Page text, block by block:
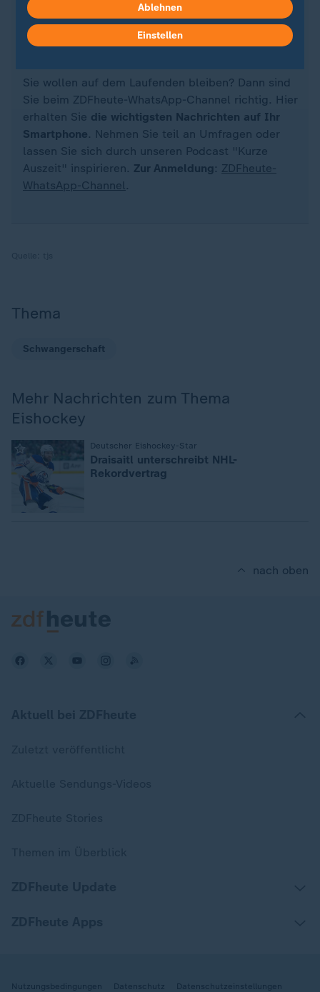
Quelle: dpa
Sie wollen auf dem Laufenden bleiben? Dann sind
Sie beim ZDFheute-WhatsApp-Channel richtig. Hier
erhalten Sie die wichtigsten Nachrichten auf Ihr
Smartphone. Nehmen Sie teil an Umfragen oder
lassen Sie sich durch unseren Podcast "Kurze
Auszeit" inspirieren. Zur Anmeldung : ZDFheute-
WhatsApp-Channel.
Thema
Schwangerschaft
Mehr Nachrichten zum Thema
Eishockey
Deutscher Eishockey-Star
Draisaitl unterschreibt NHL-
Rekordvertrag
nach oben
Nutzungsbedingungen Datenschutz Datenschutzeinstellungen
Ablehnen
Einstellen